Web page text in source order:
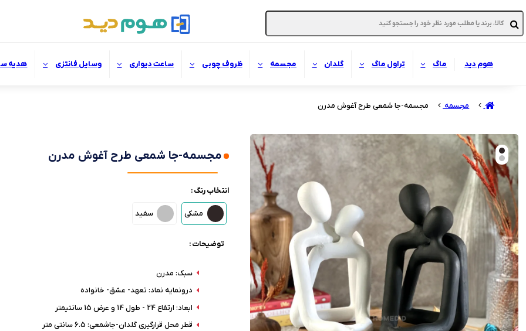
هوم دید ماگ تراول ماگ گلدان مجسمه ظروف چوبی ساعت دیواری وسایل فانتزی هدیه
مجسمه مجسمه-جا شمعی طرح آغوش مدرن
مجسمه-جا شمعی طرح آغوش مدرن
انتخاب رنگ :
مشکی سفید
توضیحات :
سبک: مدرن
درونمایه نماد: تعهد- عشق- خانواده
ابعاد: ارتفاع 24 - طول 14 و عرض 15 سانتیمتر
قطر محل قرارگیری گلدان-جاشمعی: 6.5 سانتی متر